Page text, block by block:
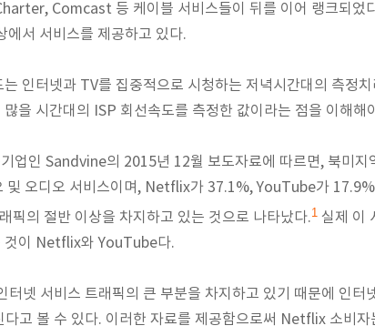
Comcast 등 케이블 서비스들이 뒤를 이어 랭크되었
서 서비스를 제공하고 있다.
는 인터넷과 TV를 집중적으로 시청하는 저녁시간대의 측정
을 시간대의 ISP 회선속도를 측정한 값이라는 점을 이해해
업인 Sandvine의 2015년 12월 보도자료에 따르면, 북미지
및 오디오 서비스이며, Netflix가 37.1%, YouTube가
픽의 절반 이상을 차지하고 있는 것으로 나타났다.1 실제 이
것이 Netflix와 YouTube다.
넷 서비스 트래픽의 큰 부분을 차지하고 있기 때문에 인터
고 볼 수 있다. 이러한 자료를 제공함으로써 Netflix 소비자